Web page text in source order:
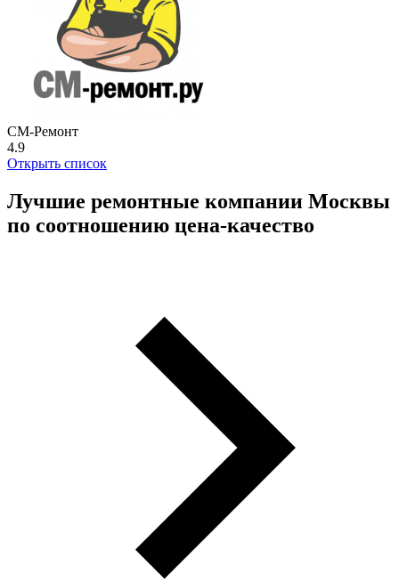
СМ-Ремонт
4.9
Открыть список
Лучшие ремонтные компании Москвы
по соотношению цена-качество